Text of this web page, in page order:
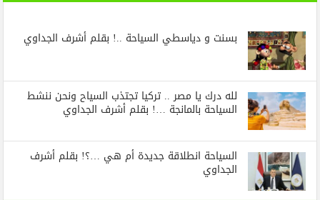
بسنت و دياسطي السياحة ..! بقلم أشرف الجداوي
لله درك يا مصر .. تركيا تجتذب السياح ونحن ننشط
السياحة بالمانجة …! بقلم أشرف الجداوي
السياحة انطلاقة جديدة أم هي …؟! بقلم أشرف
الجداوي